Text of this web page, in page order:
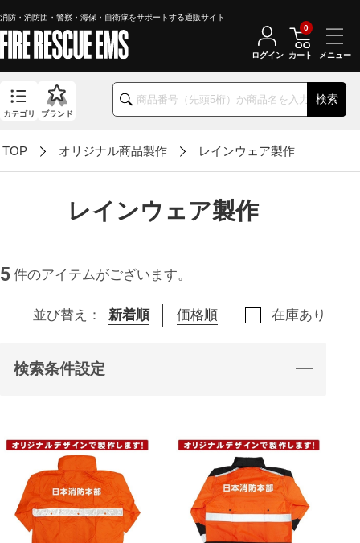
消防・消防団・警察・海保・自衛隊をサポートする通販サイト
検索
カテゴリ ブランド
ログイン カート
0
TOP オリジナル商品製作 レインウェア製作
レインウェア製作
5 件のアイテムがございます。
並び替え： 新着順 価格順 在庫あり
検索条件設定